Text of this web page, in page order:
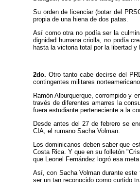
Su orden de licenciar (botar del
propia de una hiena de dos patas.
Así como otra no podía ser la
dignidad humana criolla, no podía
hasta la victoria total por la libertad y
2do. Otro tanto cabe decirse del
contingentes militares
Ramón Alburquerque, corrompido y
través de diferentes amarres la
fuera estudiante perteneciente a la
Desde antes del 27 de febrero se
CIA, el rumano Sacha Volman.
Los dominicanos deben saber que
Costa Rica. Y que en su folletón
que Leonel Fernández logró esa
Así, con Sacha Volman durante este
ser un tan reconocido como curtido